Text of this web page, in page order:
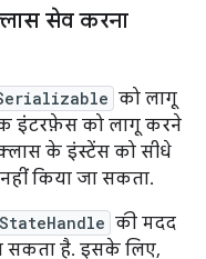
सेव करना
को लागू
इंटरफ़ेस को लागू करने
के इंस्टेंस को सीधे
किया जा सकता.
की मदद
सकता है. इसके लिए,